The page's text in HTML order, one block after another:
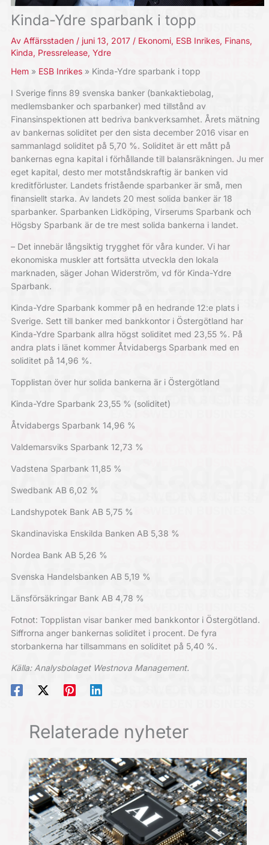
Kinda-Ydre sparbank i topp
Av Affärsstaden / juni 13, 2017 / Ekonomi, ESB Inrikes, Finans,
Kinda, Pressrelease, Ydre
Hem
ESB Inrikes Kinda-Ydre sparbank i topp
I Sverige finns 89 svenska banker (bankaktiebolag,
medlemsbanker och sparbanker) med tillstånd av
Finansinspektionen att bedriva bankverksamhet. Årets mätning
av bankernas soliditet per den sista december 2016 visar en
sammanlagd soliditet på 5,70 %. Soliditet är ett mått på
bankernas egna kapital i förhållande till balansräkningen. Ju mer
eget kapital, desto mer motståndskraftig är banken vid
kreditförluster. Landets fristående sparbanker är små, men
finansiellt starka. Av landets 20 mest solida banker är 18
sparbanker. Sparbanken Lidköping, Virserums Sparbank och
Högsby Sparbank är de tre mest solida bankerna i landet.
– Det innebär långsiktig trygghet för våra kunder. Vi har
ekonomiska muskler att fortsätta utveckla den lokala
marknaden, säger Johan Widerström, vd för Kinda-Ydre
Sparbank.
Kinda-Ydre Sparbank kommer på en hedrande 12:e plats i
Sverige. Sett till banker med bankkontor i Östergötland har
Kinda-Ydre Sparbank allra högst soliditet med 23,55 %. På
andra plats i länet kommer Åtvidabergs Sparbank med en
soliditet på 14,96 %.
Topplistan över hur solida bankerna är i Östergötland
Kinda-Ydre Sparbank 23,55 % (soliditet)
Åtvidabergs Sparbank 14,96 %
Valdemarsviks Sparbank 12,73 %
Vadstena Sparbank 11,85 %
Swedbank AB 6,02 %
Landshypotek Bank AB 5,75 %
Skandinaviska Enskilda Banken AB 5,38 %
Nordea Bank AB 5,26 %
Svenska Handelsbanken AB 5,19 %
Länsförsäkringar Bank AB 4,78 %
Fotnot: Topplistan visar banker med bankkontor i Östergötland.
Siffrorna anger bankernas soliditet i procent. De fyra
storbankerna har tillsammans en soliditet på 5,40 %.
Källa: Analysbolaget Westnova Management.
Relaterade nyheter